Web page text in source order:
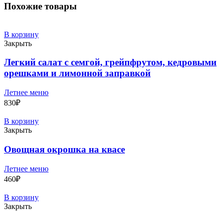
Похожие товары
В корзину
Закрыть
Легкий салат с семгой, грейпфрутом, кедровыми
орешками и лимонной заправкой
Летнее меню
830₽
В корзину
Закрыть
Овощная окрошка на квасе
Летнее меню
460₽
В корзину
Закрыть